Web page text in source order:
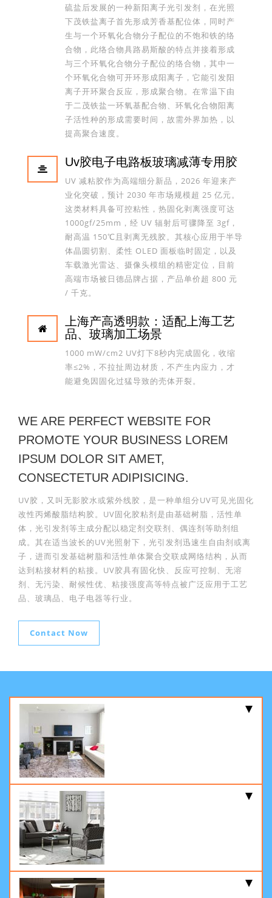
硫盐后发展的一种新阳离子光引发剂，在光照
下茂铁盐离子首先形成芳香基配位体，同时产
生与一个环氧化合物分子配位的不饱和铁的络
合物，此络合物具路易斯酸的特点并接着形成
与三个环氧化合物分子配位的络合物，其中一
个环氧化合物可开环形成阳离子，它能引发阳
离子开环聚合反应，形成聚合物。在常温下由
于二茂铁盐一环氧基配合物、环氧化合物阳离
子活性种的形成需要时间，故需外界加热，以
提高聚合速度。
Uv胶电子电路板玻璃减薄专用胶
UV 减粘胶作为高端细分新品，2026 年迎来产
业化突破，预计 2030 年市场规模超 25 亿元。
这类材料具备可控粘性，热固化剥离强度可达
1000gf/25mm，经 UV 辐射后可骤降至 3gf，
耐高温 150℃且剥离无残胶。其核心应用于半导
体晶圆切割、柔性 OLED 面板临时固定，以及
车载激光雷达、摄像头模组的精密定位，目前
高端市场被日德品牌占据，产品单价超 800 元
/ 千克。
上海产高透明款：适配上海工艺
品、玻璃加工场景
1000 mW/cm2 UV灯下8秒内完成固化，收缩
率≤2%，不拉扯周边材质，不产生内应力，才
能避免因固化过猛导致的壳体开裂。
WE ARE PERFECT WEBSITE FOR
PROMOTE YOUR BUSINESS LOREM
IPSUM DOLOR SIT AMET,
CONSECTETUR ADIPISICING.
UV胶，又叫无影胶水或紫外线胶，是一种单组分UV可见光固化
改性丙烯酸脂结构胶。UV固化胶粘剂是由基础树脂，活性单
体，光引发剂等主成分配以稳定剂交联剂、偶连剂等助剂组
成。其在适当波长的UV光照射下，光引发剂迅速生自由剂或离
子，进而引发基础树脂和活性单体聚合交联成网络结构，从而
达到粘接材料的粘接。UV胶具有固化快、反应可控制、无溶
剂、无污染、耐候性优、粘接强度高等特点被广泛应用于工艺
品、玻璃品、电子电器等行业。
Contact Now